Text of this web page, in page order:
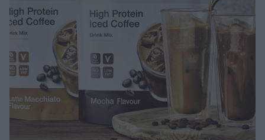
Ψυχολογία
Υγεία + Διατροφή
Σχέσεις & Σεξ
Fitness
Woman Power
Parenting